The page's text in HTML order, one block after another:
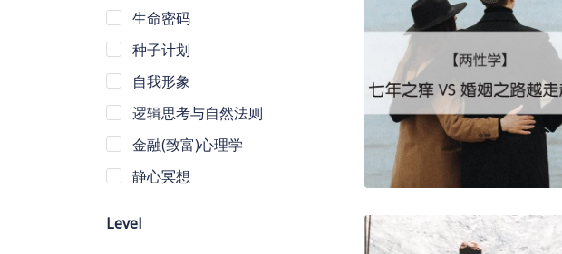
生命密码
种子计划
自我形象
逻辑思考与自然法则
金融(致富)心理学
静心冥想
Level